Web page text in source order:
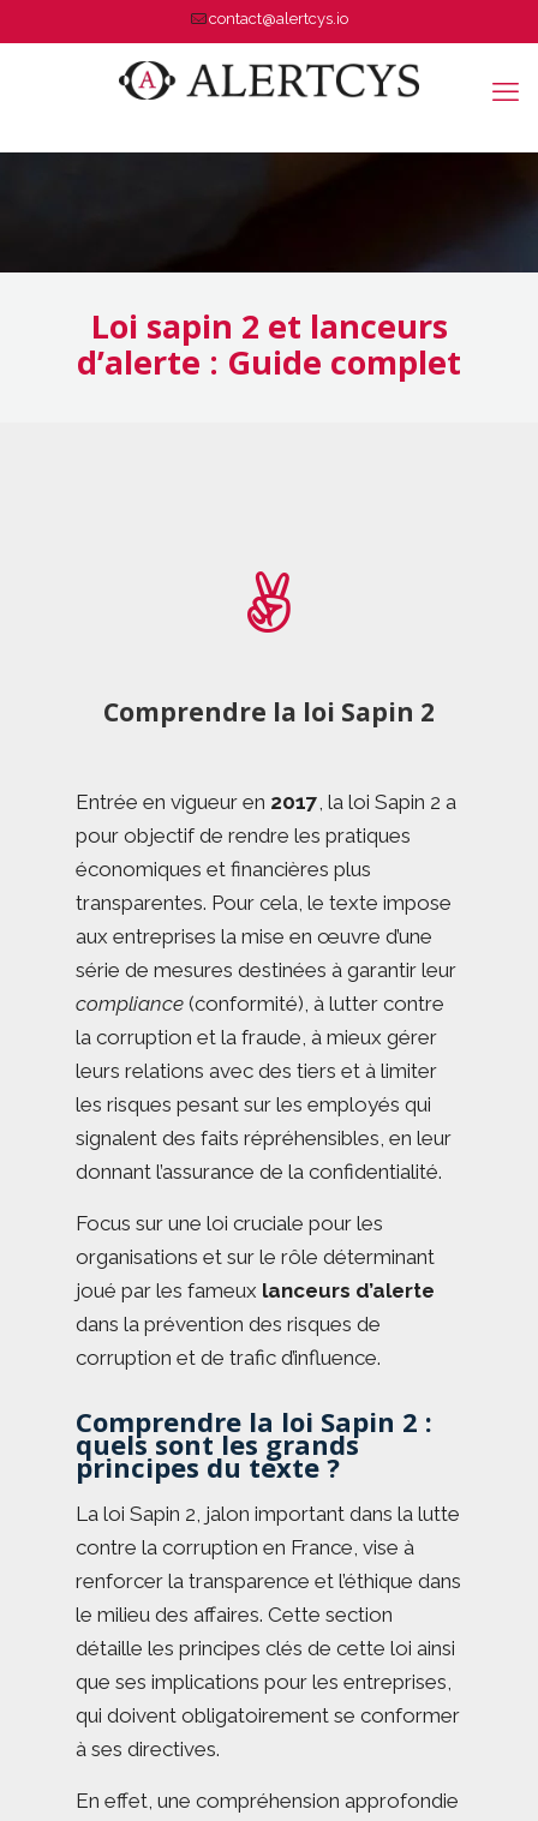
contact@alertcys.io
Loi sapin 2 et lanceurs
d’alerte : Guide complet
Comprendre la loi Sapin 2
Entrée en vigueur en 2017, la loi Sapin 2 a
pour objectif de rendre les pratiques
économiques et financières plus
transparentes. Pour cela, le texte impose
aux entreprises la mise en œuvre d’une
série de mesures destinées à garantir leur
compliance (conformité), à lutter contre
la corruption et la fraude, à mieux gérer
leurs relations avec des tiers et à limiter
les risques pesant sur les employés qui
signalent des faits répréhensibles, en leur
donnant l’assurance de la confidentialité.
Focus sur une loi cruciale pour les
organisations et sur le rôle déterminant
joué par les fameux lanceurs d’alerte
dans la prévention des risques de
corruption et de trafic d’influence.
Comprendre la loi Sapin 2 :
quels sont les grands
principes du texte ?
La loi Sapin 2, jalon important dans la lutte
contre la corruption en France, vise à
renforcer la transparence et l’éthique dans
le milieu des affaires. Cette section
détaille les principes clés de cette loi ainsi
que ses implications pour les entreprises,
qui doivent obligatoirement se conformer
à ses directives.
En effet, une compréhension approfondie